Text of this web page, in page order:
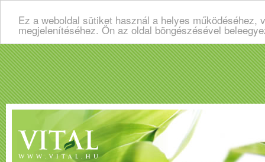
Ez a weboldal sütiket használ a helyes
megjelenítéséhez. Ön az oldal böngészésével